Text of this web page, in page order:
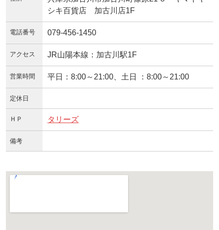
シキ百貨店 加古川店1F
電話番号 079-456-1450
アクセス JR山陽本線：加古川駅1F
営業時間 平日：8:00～21:00、土日 ：8:00～21:00
定休日
ＨＰ タリーズ
備考